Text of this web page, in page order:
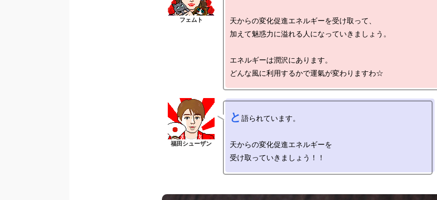
天からの変化促進エネルギーを受け取って、
加えて魅惑力に溢れる人になっていきましょう。
エネルギーは潤沢にあります。
と 語られています。
天からの変化促進エネルギーを